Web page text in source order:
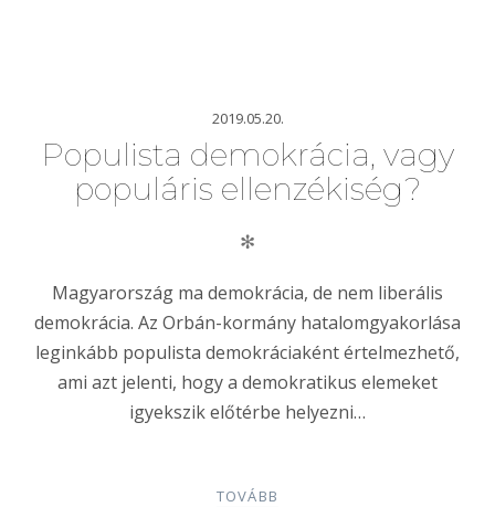
2019.05.20.
Populista demokrácia, vagy
populáris ellenzékiség?
✻
Magyarország ma demokrácia, de nem liberális
demokrácia. Az Orbán-kormány hatalomgyakorlása
leginkább populista demokráciaként értelmezhető,
ami azt jelenti, hogy a demokratikus elemeket
igyekszik előtérbe helyezni…
TOVÁBB